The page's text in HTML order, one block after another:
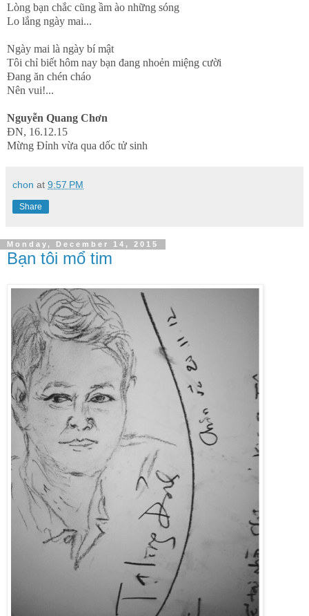
Lòng bạn chắc cũng ầm ào những sóng
Lo lắng ngày mai...
Ngày mai là ngày bí mật
Tôi chỉ biết hôm nay bạn đang nhoẻn miệng cười
Đang ăn chén cháo
Nên vui!...
Nguyễn Quang Chơn
ĐN, 16.12.15
Mừng Đỉnh vừa qua dốc tử sinh
chon at 9:57 PM
Share
Monday, December 14, 2015
Bạn tôi mổ tim